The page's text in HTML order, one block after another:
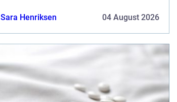
Sara Henriksen 04 August 2026